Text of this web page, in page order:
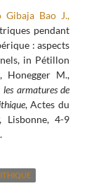
Gibaja Bao J.,
pendant
: aspects
in Pétillon
Honegger M.,
les armatures de
, Actes du
Lisbonne, 4-9